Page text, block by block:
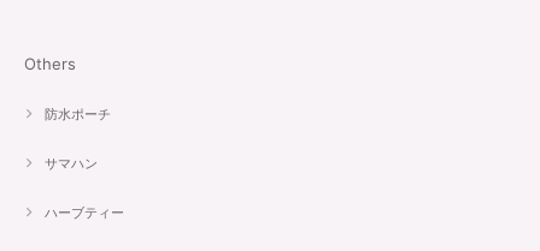
Others
防水ポーチ
サマハン
ハーブティー